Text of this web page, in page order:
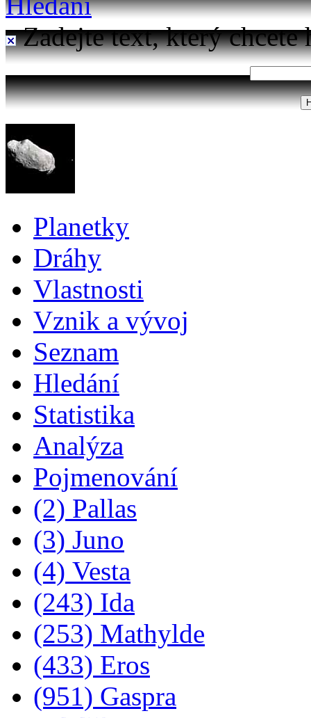
Zadejte text, který chcete
Planetky
Dráhy
Vlastnosti
Vznik a vývoj
Seznam
Hledání
Statistika
Analýza
Pojmenování
(2) Pallas
(3) Juno
(4) Vesta
(243) Ida
(253) Mathylde
(433) Eros
(951) Gaspra